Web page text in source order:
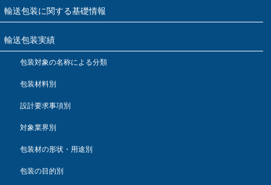
輸送包装に関する基礎情報
輸送包装実績
包装対象の名称による分類
包装材料別
設計要求事項別
対象業界別
包装材の形状・用途別
包装の目的別